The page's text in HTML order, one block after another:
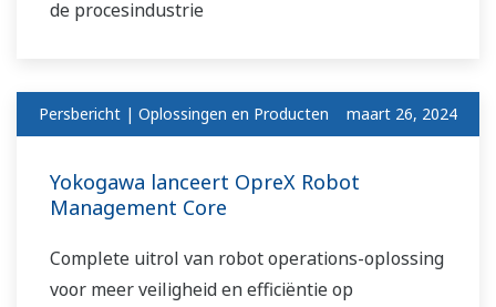
de procesindustrie
Persbericht | Oplossingen en Producten maart 26, 2024
Yokogawa lanceert OpreX Robot
Management Core
Complete uitrol van robot operations-oplossing
voor meer veiligheid en efficiëntie op